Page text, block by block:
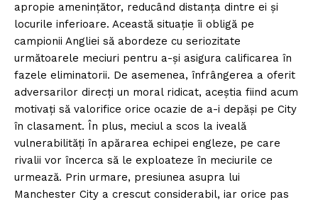
apropie amenințător, reducând distanța dintre ei și
locurile inferioare. Această situație îi obligă pe
campionii Angliei să abordeze cu seriozitate
următoarele meciuri pentru a-și asigura calificarea în
fazele eliminatorii. De asemenea, înfrângerea a oferit
adversarilor direcți un moral ridicat, aceștia fiind acum
motivați să valorifice orice ocazie de a-i depăși pe City
în clasament. În plus, meciul a scos la iveală
vulnerabilități în apărarea echipei engleze, pe care
rivalii vor încerca să le exploateze în meciurile ce
urmează. Prin urmare, presiunea asupra lui
Manchester City a crescut considerabil, iar orice pas